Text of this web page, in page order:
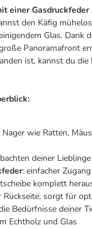
einer
den Käfig
Glas. Dank
Panoramafront
ist, kannst du
wie Ratten,
deiner Lieblinge
: einfacher
komplett
sorgt für
Bedürfnisse deiner
Echtholz und Glas